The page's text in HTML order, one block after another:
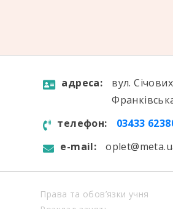
aдресa:
вул.
телефон:
03433
e-mail:
Права та обов’язки учня